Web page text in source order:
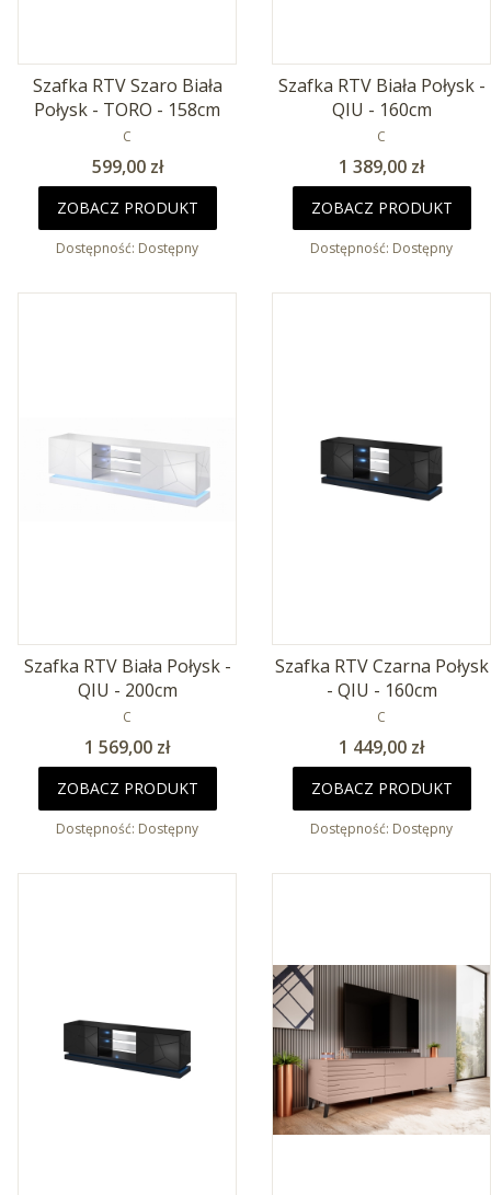
Szafka RTV Szaro Biała
Połysk - TORO - 158cm
PRODUCENT
C
Cena
599,00 zł
ZOBACZ PRODUKT
Dostępność: Dostępny
Szafka RTV Biała Połysk -
QIU - 160cm
PRODUCENT
C
Cena
1 389,00 zł
ZOBACZ PRODUKT
Dostępność: Dostępny
Szafka RTV Biała Połysk -
QIU - 200cm
PRODUCENT
C
Cena
1 569,00 zł
ZOBACZ PRODUKT
Dostępność: Dostępny
Szafka RTV Czarna Połysk
- QIU - 160cm
PRODUCENT
C
Cena
1 449,00 zł
ZOBACZ PRODUKT
Dostępność: Dostępny